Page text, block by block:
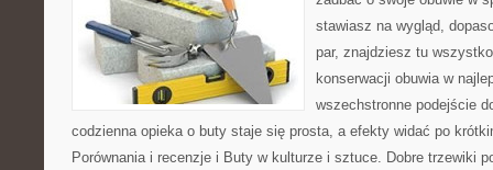
stawiasz na wygląd,
par, znajdziesz tu
konserwacji obuwia w
wszechstronne podejście
codzienna opieka o buty staje się prosta, a efekty widać po
Porównania i recenzje i Buty w kulturze i sztuce. Dobre trzewiki